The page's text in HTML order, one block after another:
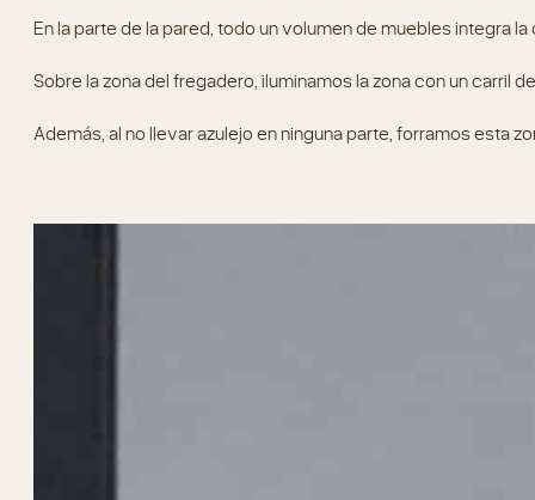
En la parte de la pared, todo un volumen de muebles integra
Sobre la zona del fregadero, iluminamos la zona con un carril
Además, al no llevar azulejo en ninguna parte, forramos esta